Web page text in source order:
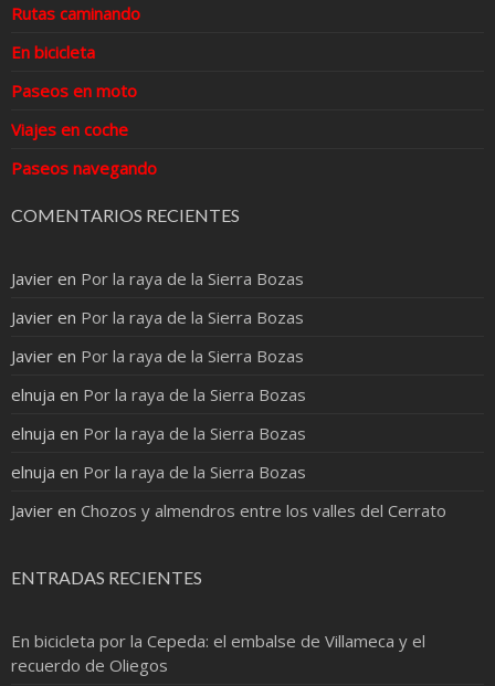
Rutas caminando
En bicicleta
Paseos en moto
Viajes en coche
Paseos navegando
COMENTARIOS RECIENTES
Javier en Por la raya de la Sierra Bozas
Javier en Por la raya de la Sierra Bozas
Javier en Por la raya de la Sierra Bozas
elnuja en Por la raya de la Sierra Bozas
elnuja en Por la raya de la Sierra Bozas
elnuja en Por la raya de la Sierra Bozas
Javier en Chozos y almendros entre los valles del Cerrato
ENTRADAS RECIENTES
En bicicleta por la Cepeda: el embalse de Villameca y el
recuerdo de Oliegos